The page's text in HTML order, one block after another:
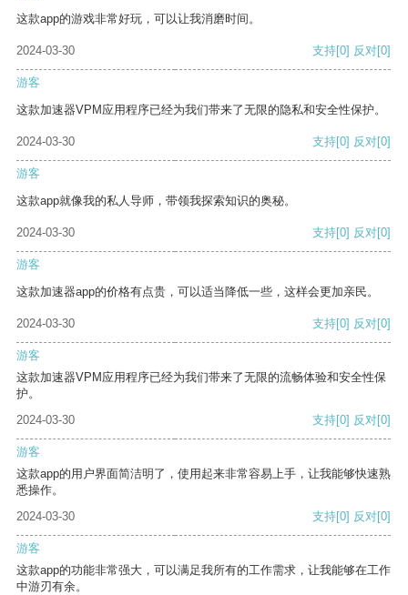
这款app的游戏非常好玩，可以让我消磨时间。
2024-03-30 支持[0] 反对[0]
游客
这款加速器VPM应用程序已经为我们带来了无限的隐私和安全性保护。
2024-03-30 支持[0] 反对[0]
游客
这款app就像我的私人导师，带领我探索知识的奥秘。
2024-03-30 支持[0] 反对[0]
游客
这款加速器app的价格有点贵，可以适当降低一些，这样会更加亲民。
2024-03-30 支持[0] 反对[0]
游客
这款加速器VPM应用程序已经为我们带来了无限的流畅体验和安全性保
护。
2024-03-30
支持[0] 反对[0]
游客
这款app的用户界面简洁明了，使用起来非常容易上手，让我能够快速熟
悉操作。
2024-03-30
支持[0] 反对[0]
游客
这款app的功能非常强大，可以满足我所有的工作需求，让我能够在工作
中游刃有余。